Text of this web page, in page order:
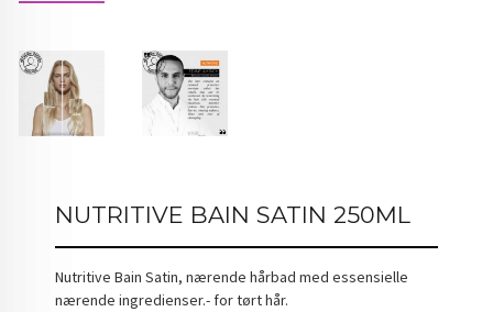
NUTRITIVE BAIN SATIN 250ML
Nutritive Bain Satin, nærende hårbad med essensielle
nærende ingredienser.- for tørt hår.